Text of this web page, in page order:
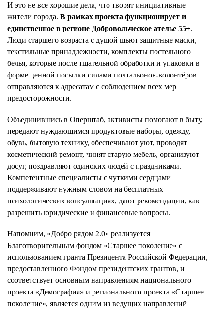
И это не все хорошие дела, что творят инициативные
жители города. В рамках проекта функционирует и
единственное в регионе Добровольческое ателье 55+.
Люди старшего возраста с душой шьют защитные маски,
текстильные принадлежности, комплекты постельного
белья, которые после тщательной обработки и упаковки в
форме ценной посылки силами почтальонов-волонтёров
отправляются к адресатам с соблюдением всех мер
предосторожности.
Объединившись в Оперштаб, активисты помогают в быту,
передают нуждающимся продуктовые наборы, одежду,
обувь, бытовую технику, обеспечивают уют, проводят
косметический ремонт, чинят старую мебель, организуют
досуг, поздравляют одиноких людей с праздниками.
Компетентные специалисты с чуткими сердцами
поддерживают нужным словом на бесплатных
психологических консультациях, дают рекомендации, как
разрешить юридические и финансовые вопросы.
Напомним, «Добро рядом 2.0» реализуется
Благотворительным фондом «Старшее поколение» с
использованием гранта Президента Российской Федерации,
предоставленного Фондом президентских грантов, и
соответствует основным направлениям национального
проекта «Демография» и регионального проекта «Старшее
поколение», является одним из ведущих направлений